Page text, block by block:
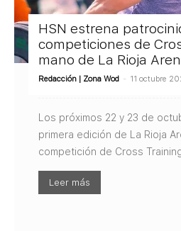
HSN estrena
competiciones de
mano de La Rioja
Redacción | Zona Wod - 11 octubre
Los próximos 22 y 23 de
primera edición de La Rioja
competición de Cross
Leer más